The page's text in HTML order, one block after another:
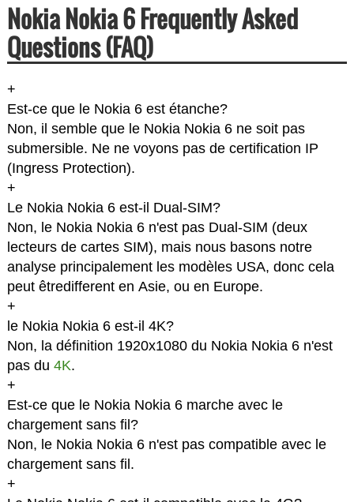
Nokia Nokia 6 Frequently Asked
Questions (FAQ)
+
Est-ce que le Nokia 6 est étanche?
Non, il semble que le Nokia Nokia 6 ne soit pas
submersible. Ne ne voyons pas de certification IP
(Ingress Protection).
+
Le Nokia Nokia 6 est-il Dual-SIM?
Non, le Nokia Nokia 6 n'est pas Dual-SIM (deux
lecteurs de cartes SIM), mais nous basons notre
analyse principalement les modèles USA, donc cela
peut êtredifferent en Asie, ou en Europe.
+
le Nokia Nokia 6 est-il 4K?
Non, la définition 1920x1080 du Nokia Nokia 6 n'est
pas du 4K.
+
Est-ce que le Nokia Nokia 6 marche avec le
chargement sans fil?
Non, le Nokia Nokia 6 n'est pas compatible avec le
chargement sans fil.
+